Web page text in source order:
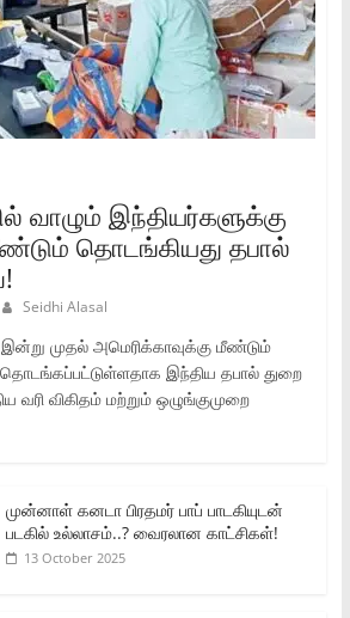
வாழும் இந்தியர்களுக்கு
தொடங்கியது தபால்
Seidhi Alasal
இன்று முதல் அமெரிக்காவுக்கு மீண்டும்
இந்திய தபால் துறை
வரி விகிதம் மற்றும் ஒழுங்குமுறை
முன்னாள் கனடா பிரதமர் பாப் பாடகியுடன்
படகில் உல்லாசம்..? வைரலான காட்சிகள்!
13 October 2025